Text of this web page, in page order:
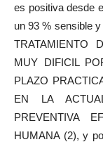
es positiva desde
un 93 % sensible
TRATAMIENTO
MUY DIFICIL
PLAZO
EN LA
PREVENTIVA
HUMANA (2), y